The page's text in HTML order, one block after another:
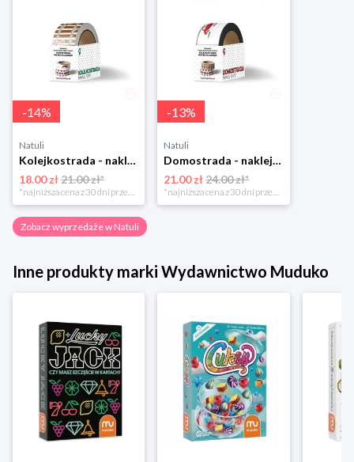
-14%
Natuli
Kolejkostrada - naklejaj tory Zuzutoys
18.00 zł21.00 zł*
*najniższa cena z 30 dni przed obniżką
-13%
Natuli
Domostrada - naklejaj ulice Zuzutoys
21.00 zł 24.00 zł*
*najniższa cena z 30 dni przed obniżką
Zobacz wyprzedaże w Natuli
Inne produkty marki Wydawnictwo Muduko